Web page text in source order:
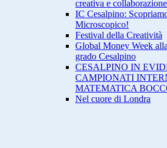
creativa e
IC Cesalpino:
Microscopico!
Festival della Creatività
Global Money Week
grado Cesalpino
CESALPINO IN
CAMPIONATI
MATEMATICA
Nel cuore di Londra